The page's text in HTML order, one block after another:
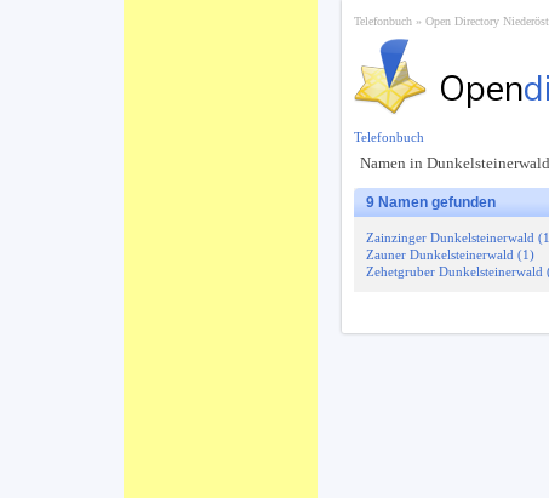
Telefonbuch Open Directory
Open
Namen in
9 Namen gefunden
Zainzinger Dunkelsteinerwald
Zauner Dunkelsteinerwald (1)
Zehetgruber Dunkelsteinerwald
Telefonbuch